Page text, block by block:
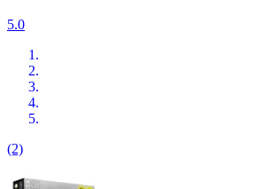
5.0
(2)